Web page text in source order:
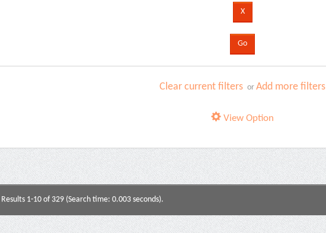
Clear current filters orAdd more filters
View Option
Results 1-10 of 329 (Search time: 0.003 seconds).